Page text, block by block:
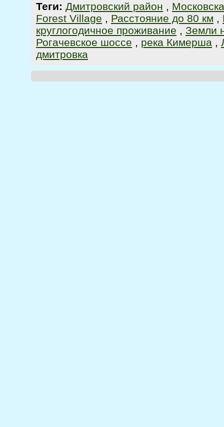
Теги: Дмитровский район ,
Forest Village , Расстояние до 80 км ,
круглогодичное проживание , Земли
Рогачевское шоссе , река Кимерша ,
дмитровка